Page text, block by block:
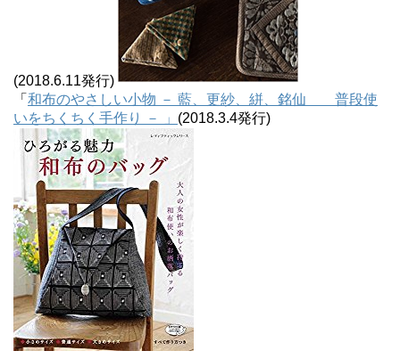
(2018.6.11発行)
「 和布のやさしい小物 － 藍、更紗、絣、銘仙 普段使
いをちくちく手作り － 」 (2018.3.4発行)